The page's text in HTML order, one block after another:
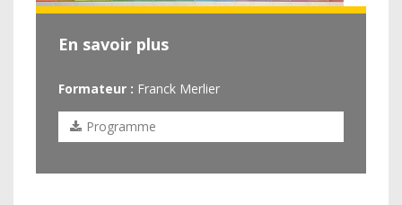
En savoir plus
Formateur : Franck Merlier
Programme